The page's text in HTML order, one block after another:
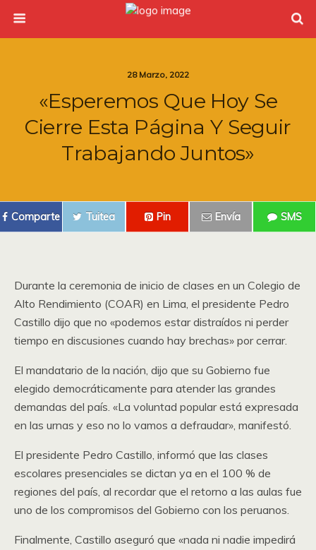
28 Marzo, 2022
«Esperemos Que Hoy Se
Cierre Esta Página Y Seguir
Trabajando Juntos»
Comparte Tuitea Pin Envía SMS
Durante la ceremonia de inicio de clases en un Colegio de
Alto Rendimiento (COAR) en Lima, el presidente Pedro
Castillo dijo que no «podemos estar distraídos ni perder
tiempo en discusiones cuando hay brechas» por cerrar.
El mandatario de la nación, dijo que su Gobierno fue
elegido democráticamente para atender las grandes
demandas del país. «La voluntad popular está expresada
en las urnas y eso no lo vamos a defraudar», manifestó.
El presidente Pedro Castillo, informó que las clases
escolares presenciales se dictan ya en el 100 % de
regiones del país, al recordar que el retorno a las aulas fue
uno de los compromisos del Gobierno con los peruanos.
Finalmente, Castillo aseguró que «nada ni nadie impedirá